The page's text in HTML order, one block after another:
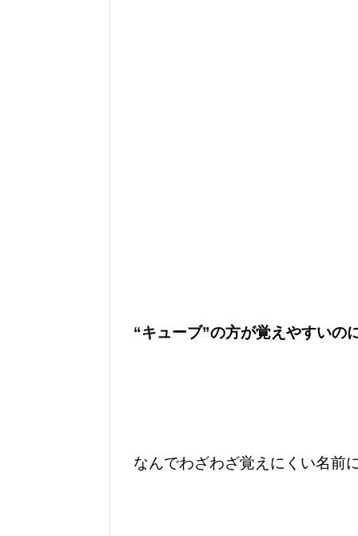
“キューブ”の方が覚えやすいのに
なんでわざわざ覚えにくい名前